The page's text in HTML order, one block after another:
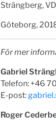
Strängberg,
Göteborg,
För mer
Gabriel
Telefon: +46
E-post:
Roger